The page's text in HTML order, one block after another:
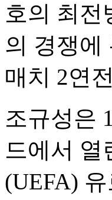
호의 최전
의 경쟁에
매치 2연
조규성은
드에서 열
(UEFA)